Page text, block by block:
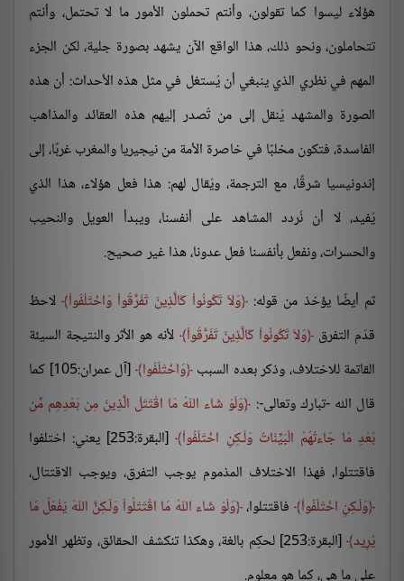
هؤلاء ليسوا كما تقولون، وأنتم تحملون الأمور ما لا تحتمل، وأنتم
تتحاملون، ونحو ذلك، هذا الواقع الآن يشهد بصورة جلية، لكن الجزء
المهم في نظري الذي ينبغي أن يُستغل في مثل هذه الأحداث: أن هذه
الصورة والمشهد يُنقل إلى من تُصدر إليهم هذه العقائد والمذاهب
الفاسدة، فتكون مخلبًا في خاصرة الأمة من نيجيريا والمغرب غربًا، إلى
إندونيسيا شرقًا، مع الترجمة، ويُقال لهم: هذا فعل هؤلاء، هذا الذي
يُفيد، لا أن نُردد المشاهد على أنفسنا، ويبدأ العويل والنحيب
والحسرات، ونفعل بأنفسنا فعل عدونا، هذا غير صحيح.
ثم أيضًا يؤخذ من قوله: وَلاَ تَكُونُواْ كَالَّذِينَ تَفَرَّقُواْ وَاخْتَلَفُواْ لاحظ
قدّم التفرق وَلاَ تَكُونُواْ كَالَّذِينَ تَفَرَّقُواْ لأنه هو الأثر والنتيجة السيئة
القاتمة للاختلاف، وذكر بعده السبب وَاخْتَلَفُوا
[آل عمران:105] كما
قال الله -تبارك وتعالى-: وَلَوْ شَاء اللّهُ مَا اقْتَتَلَ الَّذِينَ مِن بَعْدِهِم مِّن
بَعْدِ مَا جَاءتْهُمُ الْبَيِّنَاتُ وَلَـكِنِ اخْتَلَفُواْ
[البقرة:253] يعني: اختلفوا
فاقتتلوا، فهذا الاختلاف المذموم يوجب التفرق، ويوجب الاقتتال،
وَلَـكِنِ اخْتَلَفُواْ فاقتتلوا، وَلَوْ شَاء اللّهُ مَا اقْتَتَلُواْ وَلَـكِنَّ اللّهَ يَفْعَلُ مَا
يُرِيد
[البقرة:253] لحكِم بالغة، وهكذا تنكشف الحقائق، وتظهر الأمور
على ما هي، كما هو معلوم.